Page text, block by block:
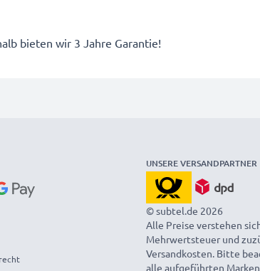
bieten wir 3 Jahre Garantie!
UNSERE VERSANDPARTNER
© subtel.de 2026
Alle Preise verstehen
Mehrwertsteuer und
Versandkosten. Bitte
alle aufgeführten